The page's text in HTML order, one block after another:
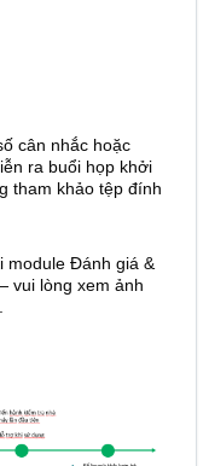
cân nhắc hoặc
ra buổi họp khởi
tham khảo tệp đính
module Đánh giá &
vui lòng xem ảnh